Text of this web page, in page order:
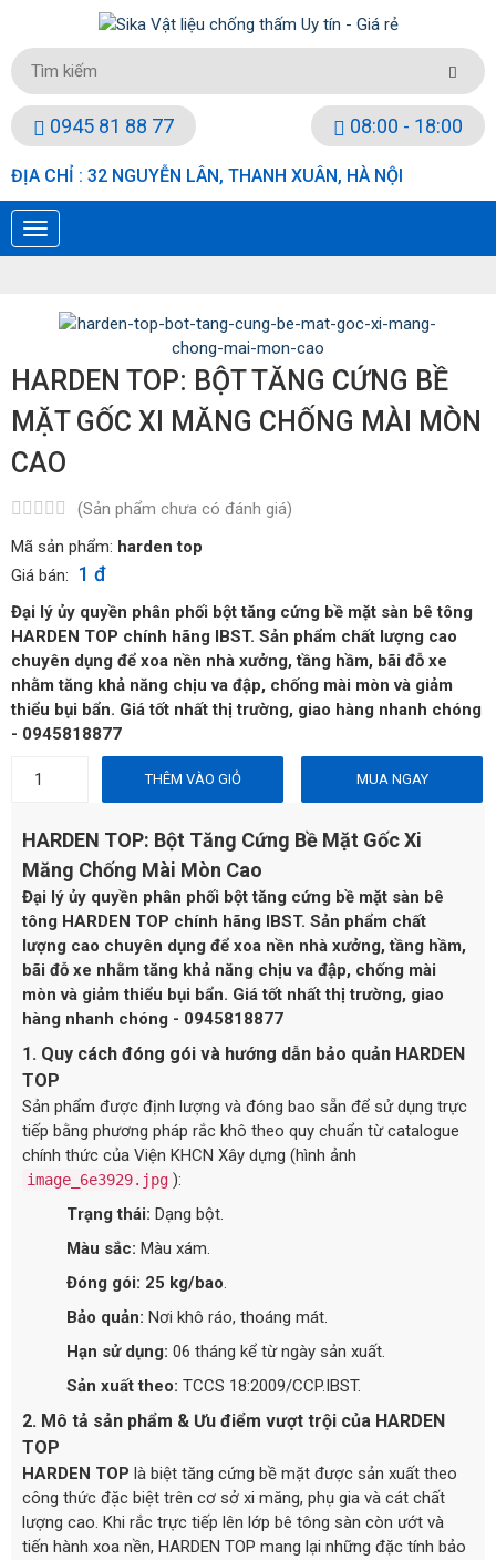
0945 81 88 77 08:00 - 18:00
ĐỊA CHỈ : 32 NGUYỄN LÂN, THANH XUÂN, HÀ NỘI
HARDEN TOP: BỘT TĂNG CỨNG BỀ
MẶT GỐC XI MĂNG CHỐNG MÀI MÒN
CAO
(Sản phẩm chưa có đánh giá)
Mã sản phẩm: harden top
Giá bán:
1 đ
Đại lý ủy quyền phân phối bột tăng cứng bề mặt sàn bê tông
HARDEN TOP chính hãng IBST. Sản phẩm chất lượng cao
chuyên dụng để xoa nền nhà xưởng, tầng hầm, bãi đỗ xe
nhằm tăng khả năng chịu va đập, chống mài mòn và giảm
thiểu bụi bẩn. Giá tốt nhất thị trường, giao hàng nhanh chóng
- 0945818877
THÊM VÀO GIỎ MUA NGAY
HARDEN TOP: Bột Tăng Cứng Bề Mặt Gốc Xi
Măng Chống Mài Mòn Cao
Đại lý ủy quyền phân phối bột tăng cứng bề mặt sàn bê
tông HARDEN TOP chính hãng IBST. Sản phẩm chất
lượng cao chuyên dụng để xoa nền nhà xưởng, tầng hầm,
bãi đỗ xe nhằm tăng khả năng chịu va đập, chống mài
mòn và giảm thiểu bụi bẩn. Giá tốt nhất thị trường, giao
hàng nhanh chóng - 0945818877
1. Quy cách đóng gói và hướng dẫn bảo quản HARDEN
TOP
Sản phẩm được định lượng và đóng bao sẵn để sử dụng trực
tiếp bằng phương pháp rắc khô theo quy chuẩn từ catalogue
chính thức của Viện KHCN Xây dựng (hình ảnh
image_6e3929.jpg ):
Trạng thái: Dạng bột.
Màu sắc: Màu xám.
Đóng gói: 25 kg/bao.
Bảo quản: Nơi khô ráo, thoáng mát.
Hạn sử dụng: 06 tháng kể từ ngày sản xuất.
Sản xuất theo: TCCS 18:2009/CCP.IBST.
2. Mô tả sản phẩm & Ưu điểm vượt trội của HARDEN
TOP
HARDEN TOP là biệt tăng cứng bề mặt được sản xuất theo
công thức đặc biệt trên cơ sở xi măng, phụ gia và cát chất
lượng cao. Khi rắc trực tiếp lên lớp bê tông sàn còn ướt và
tiến hành xoa nền, HARDEN TOP mang lại những đặc tính bảo